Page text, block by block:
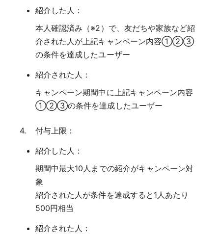
紹介した人：
本人確認済み（※2）で、友だちや家族など紹
介された人が上記キャンペーン内容①②③
の条件を達成したユーザー
紹介された人：
キャンペーン期間中に上記キャンペーン内容
①②③の条件を達成したユーザー
付与上限：
紹介した人：
期間中最大10人までの紹介がキャンペーン対
象
紹介された人が条件を達成すると1人あたり
500円相当
紹介された人：